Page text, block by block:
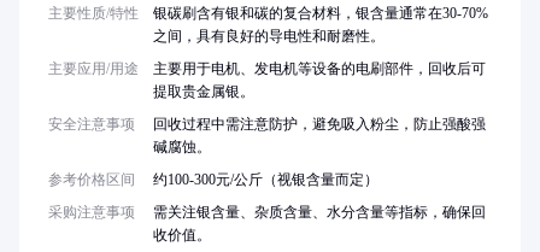
主要性质/特性
银碳刷含有银和碳的复合材料，银含量通常在30-70%
之间，具有良好的导电性和耐磨性。
主要应用/用途
主要用于电机、发电机等设备的电刷部件，回收后可
提取贵金属银。
安全注意事项
回收过程中需注意防护，避免吸入粉尘，防止强酸强
碱腐蚀。
参考价格区间
约100-300元/公斤（视银含量而定）
采购注意事项
需关注银含量、杂质含量、水分含量等指标，确保回
收价值。